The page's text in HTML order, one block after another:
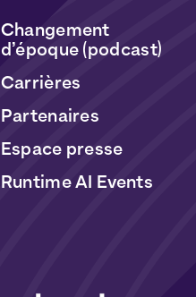
Changement
d’époque (podcast)
Carrières
Partenaires
Espace presse
Runtime AI Events